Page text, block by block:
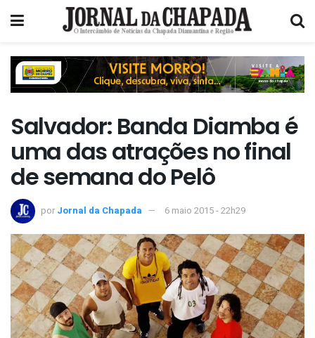
Salvador: Banda Diamba é
uma das atrações no final
de semana do Pelô
por Jornal da Chapada 6 maio 2015 - 22h29